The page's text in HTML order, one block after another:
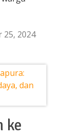
25, 2024
ke